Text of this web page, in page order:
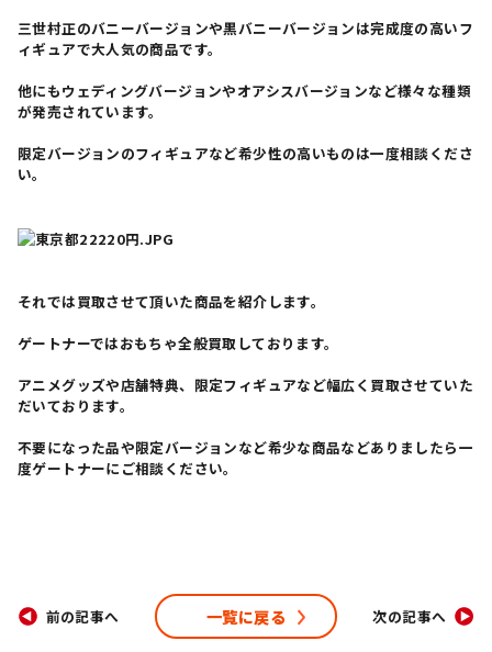
三世村正のバニーバージョンや黒バニーバージョンは完成度の高いフ
ィギュアで大人気の商品です。
他にもウェディングバージョンやオアシスバージョンなど様々な種類
が発売されています。
限定バージョンのフィギュアなど希少性の高いものは一度相談くださ
い。
それでは買取させて頂いた商品を紹介します。
ゲートナーではおもちゃ全般買取しております。
アニメグッズや店舗特典、限定フィギュアなど幅広く買取させていた
だいております。
不要になった品や限定バージョンなど希少な商品などありましたら一
度ゲートナーにご相談ください。
前の記事へ 一覧に戻る 次の記事へ